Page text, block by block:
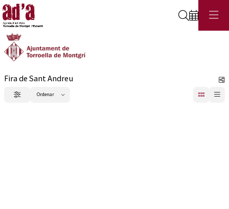
Cerca
Fira de Sant Andreu
Filtrar Ordenar